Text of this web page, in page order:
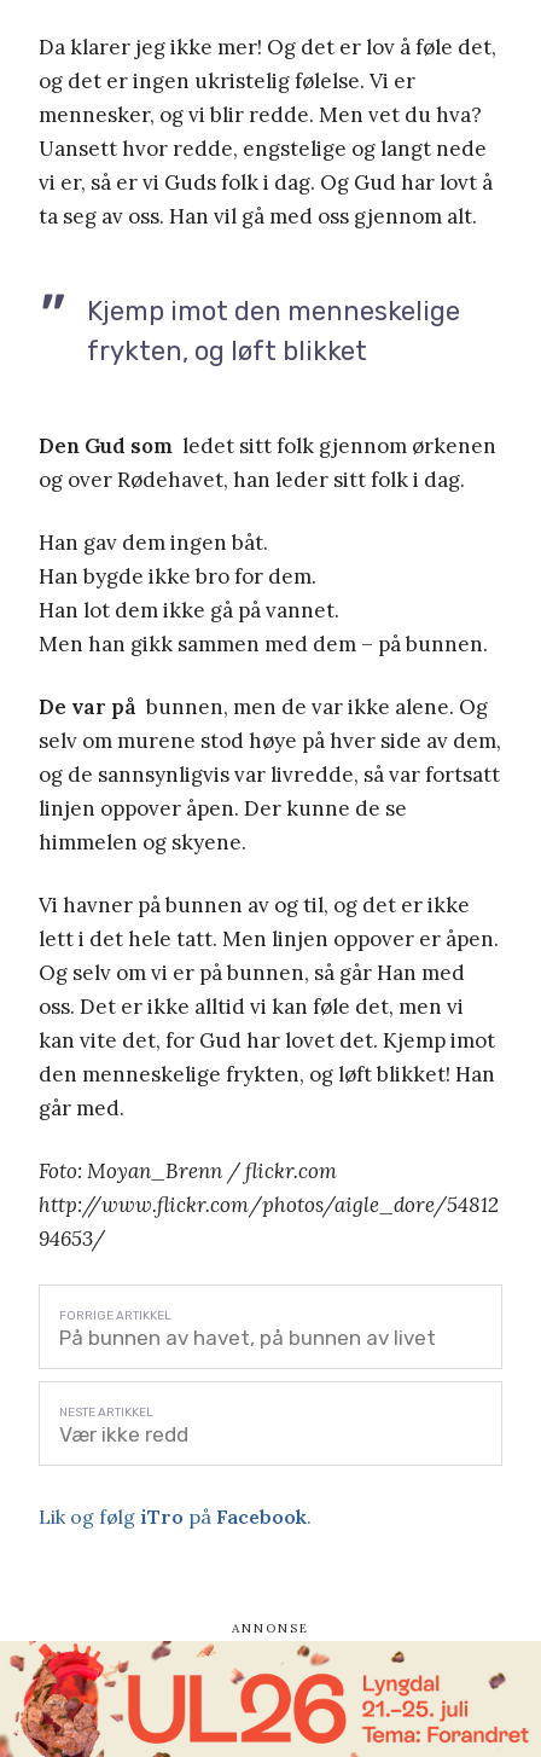
Da klarer jeg ikke mer! Og det er lov å føle det,
og det er ingen ukristelig følelse. Vi er
mennesker, og vi blir redde. Men vet du hva?
Uansett hvor redde, engstelige og langt nede
vi er, så er vi Guds folk i dag. Og Gud har lovt å
ta seg av oss. Han vil gå med oss gjennom alt.
Kjemp imot den menneskelige
frykten, og løft blikket
Den Gud som ledet sitt folk gjennom ørkenen
og over Rødehavet, han leder sitt folk i dag.
Han gav dem ingen båt.
Han bygde ikke bro for dem.
Han lot dem ikke gå på vannet.
Men han gikk sammen med dem – på bunnen.
De var på bunnen, men de var ikke alene. Og
selv om murene stod høye på hver side av dem,
og de sannsynligvis var livredde, så var fortsatt
linjen oppover åpen. Der kunne de se
himmelen og skyene.
Vi havner på bunnen av og til, og det er ikke
lett i det hele tatt. Men linjen oppover er åpen.
Og selv om vi er på bunnen, så går Han med
oss. Det er ikke alltid vi kan føle det, men vi
kan vite det, for Gud har lovet det. Kjemp imot
den menneskelige frykten, og løft blikket! Han
går med.
Foto: Moyan_Brenn / flickr.com
http://www.flickr.com/photos/aigle_dore/54812
94653/
På bunnen av havet, på bunnen av livet
Vær ikke redd
Lik og følg iTro på Facebook.